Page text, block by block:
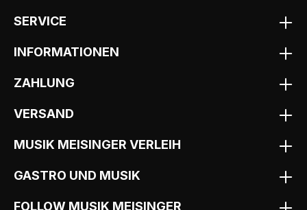
SERVICE
INFORMATIONEN
ZAHLUNG
VERSAND
MUSIK MEISINGER VERLEIH
GASTRO UND MUSIK
FOLLOW MUSIK MEISINGER